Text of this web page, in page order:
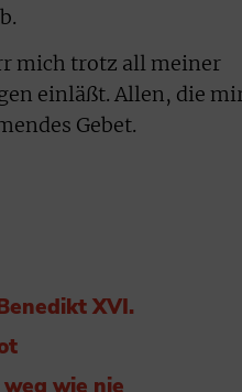
mich trotz all meiner
einläßt. Allen, die
Gebet.
XVI.